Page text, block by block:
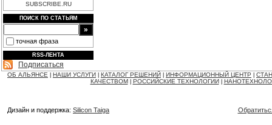
SUBSCRIBE.RU
ПОИСК ПО СТАТЬЯМ
точная фраза
RSS-ЛЕНТА
Подписаться
ОБ АЛЬЯНСЕ НАШИ УСЛУГИ КАТАЛОГ РЕШЕНИЙ ИНФОРМАЦИОННЫЙ ЦЕНТР
КАЧЕСТВОМ
РОССИЙСКИЕ ТЕХНОЛОГИИ
Дизайн и поддержка: Silicon Taiga